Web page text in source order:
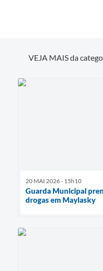
VEJA MAIS da
20 MAI 2026 - 15h10
Guarda Municipal
drogas em Maylasky